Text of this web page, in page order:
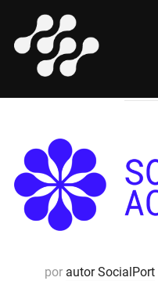
conteúdo
AUTHOR:
por autor SocialPort